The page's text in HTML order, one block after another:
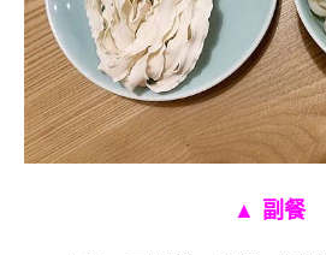
▲ 副餐